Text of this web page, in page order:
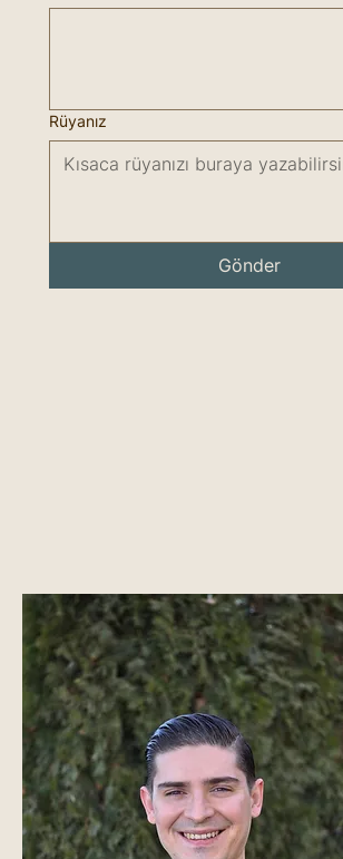
Rüyanız
Gönder